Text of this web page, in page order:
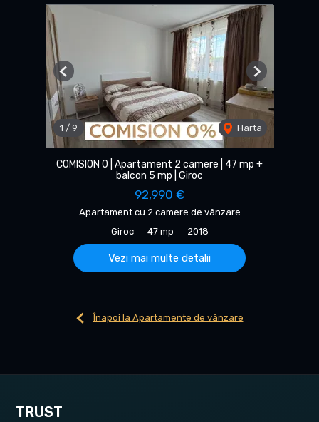
1 / 9 Harta
Previous Next
COMISION 0 | Apartament 2 camere | 47 mp +
balcon 5 mp | Giroc
92,990 €
Apartament cu 2 camere de vânzare
Giroc
47 mp 2018
Vezi mai multe detalii
Înapoi la Apartamente de vânzare
TRUST